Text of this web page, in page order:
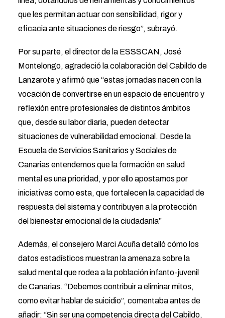
que les permitan actuar con sensibilidad, rigor y
eficacia ante situaciones de riesgo”, subrayó.
Por su parte, el director de la ESSSCAN, José
Montelongo, agradeció la colaboración del Cabildo de
Lanzarote y afirmó que “estas jornadas nacen con la
vocación de convertirse en un espacio de encuentro y
reflexión entre profesionales de distintos ámbitos
que, desde su labor diaria, pueden detectar
situaciones de vulnerabilidad emocional. Desde la
Escuela de Servicios Sanitarios y Sociales de
Canarias entendemos que la formación en salud
mental es una prioridad, y por ello apostamos por
iniciativas como esta, que fortalecen la capacidad de
respuesta del sistema y contribuyen a la protección
del bienestar emocional de la ciudadanía”
Además, el consejero Marci Acuña detalló cómo los
datos estadísticos muestran la amenaza sobre la
salud mental que rodea a la población infanto-juvenil
de Canarias. “Debemos contribuir a eliminar mitos,
como evitar hablar de suicidio”, comentaba antes de
añadir: “Sin ser una competencia directa del Cabildo,